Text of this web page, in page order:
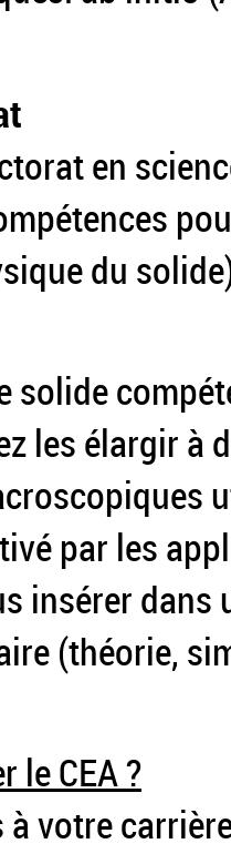
en
du
solide
les élargir à
par les
insérer dans
(théorie,
le CEA ?
à votre